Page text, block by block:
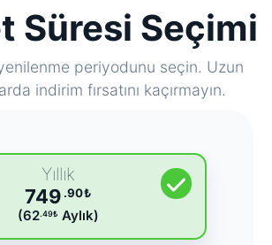
Süresi Seçimi
periyodunu seçin. Uzun
indirim fırsatını kaçırmayın.
Yıllık
749 .90₺
(62.49₺ Aylık)